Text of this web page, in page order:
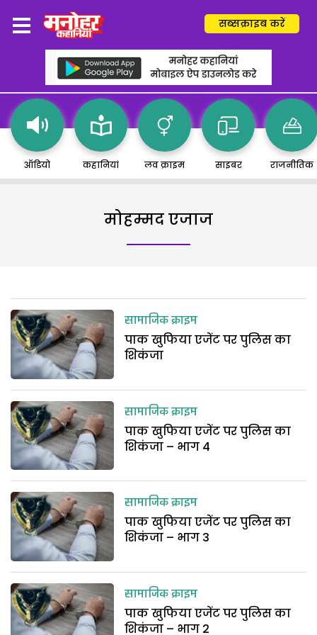
सब्सक्राइब करें
ऑडियो कहानियां लव क्राइम साइबर राजनीतिक
मोहम्मद एजाज
सामाजिक क्राइम
पाक खुफिया एजेंट पर पुलिस का
शिकंजा
सामाजिक क्राइम
पाक खुफिया एजेंट पर पुलिस का
शिकंजा – भाग 4
सामाजिक क्राइम
पाक खुफिया एजेंट पर पुलिस का
शिकंजा – भाग 3
सामाजिक क्राइम
पाक खुफिया एजेंट पर पुलिस का
शिकंजा – भाग 2